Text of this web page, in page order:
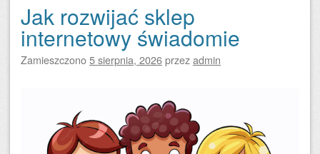
Jak rozwijać sklep
internetowy świadomie
Zamieszczono5 sierpnia, 2026przezadmin